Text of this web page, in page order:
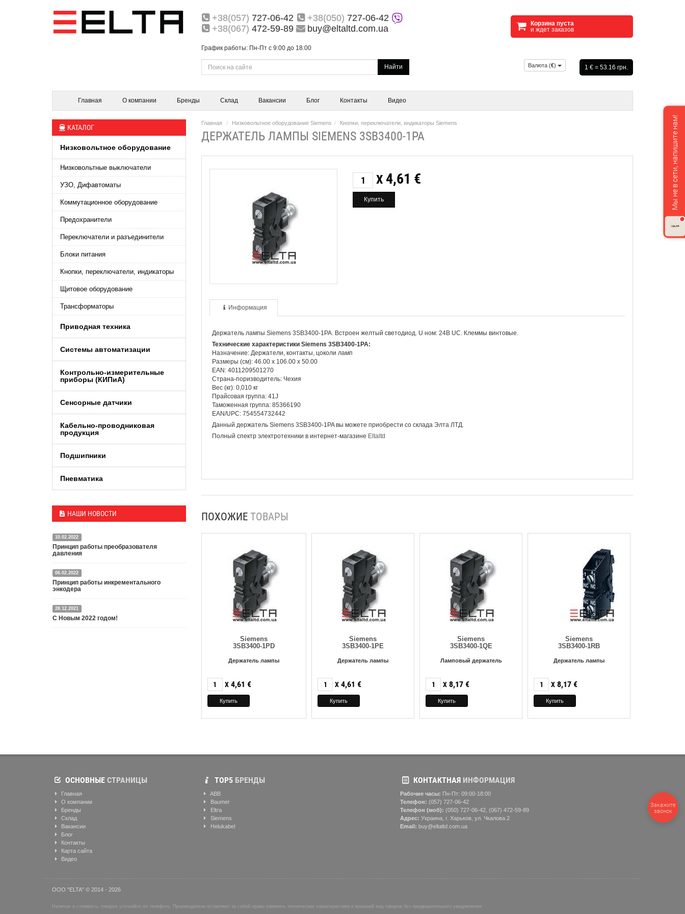
+38(057) 727-06-42 +38(050) 727-06-42
+38(067) 472-59-89 buy@eltaltd.com.ua
График работы: Пн-Пт с 9:00 до 18:00
Корзина пуста
и ждет заказов
Найти Валюта (€) 1 € = 53.16 грн.
Главная О компании Бренды Склад Вакансии Блог Контакты Видео
КАТАЛОГ
Низковольтное оборудование
Низковольтные выключатели
УЗО, Дифавтоматы
Коммутационное оборудование
Предохранители
Переключатели и разъединители
Блоки питания
Кнопки, переключатели, индикаторы
Щитовое оборудование
Трансформаторы
Приводная техника
Системы автоматизации
Контрольно-измерительные
приборы (КИПиA)
Сенсорные датчики
Кабельно-проводниковая
продукция
Подшипники
Пневматика
НАШИ НОВОСТИ
10.02.2022
Принцип работы преобразователя
давления
Датчик или преобразователь давления — это
специальное устройство, преобразующее
давление среды в пропорциональный
Подробнее
06.02.2022
Принцип работы инкрементального
энкодера
Энкодер представляет собой специальный датчик,
преобразующий угловое перемещение в
28.12.2021
С Новым 2022 годом!
Главная Низковольтное оборудование Siemens Кнопки, переключатели, индикаторы Siemens
ДЕРЖАТЕЛЬ ЛАМПЫ SIEMENS 3SB3400-1PA
X 4,61 €
Информация
Держатель лампы Siemens 3SB3400-1PA. Встроен желтый светодиод. U ном: 24В UC. Клеммы винтовые.
Технические характеристики Siemens 3SB3400-1PA:
Назначение: Держатели, контакты, цоколи ламп
Размеры (см): 46.00 x 106.00 x 50.00
EAN: 4011209501270
Страна-поризводитель: Чехия
Вес (кг): 0,010 кг
Прайсовая группа: 41J
Таможенная группа: 85366190
EAN/UPC: 754554732442
Данный держатель Siemens 3SB3400-1PA вы можете приобрести со склада Элта ЛТД.
Полный спектр электротехники в интернет-магазине Eltaltd
ПОХОЖИЕ ТОВАРЫ
Siemens
3SB3400-1PD
Держатель лампы
X 4,61 €
Siemens
3SB3400-1PE
Держатель лампы
X 4,61 €
Siemens
3SB3400-1QE
Ламповый держатель
X 8,17 €
Siemens
3SB3400-1RB
Держатель лампы
X 8,17 €
ОСНОВНЫЕ СТРАНИЦЫ
Главная
О компании
Бренды
Склад
Вакансии
Блог
Контакты
Карта сайта
Видео
ТОР5БРЕНДЫ
ABB
Baumer
Eltra
Siemens
Helukabel
КОНТАКТНАЯИНФОРМАЦИЯ
Рабочие часы: Пн-Пт: 09:00-18:00
Телефон: (057) ‎727-06-42
Телефон (моб): (050) 727-06-42, (067) 472-59-89
Адрес: Украина, г. Харьков, ул. Чкалова 2
Email: buy@eltaltd.com.ua
ООО "ELTA" © 2014 - 2026
Наличие и стоимость товаров уточняйте по телефону. Производители оставляют за собой право изменять технические характеристики и внешний вид товаров без предварительного уведомления.
Закажите
звонок
Мы не в сети, напишите нам!